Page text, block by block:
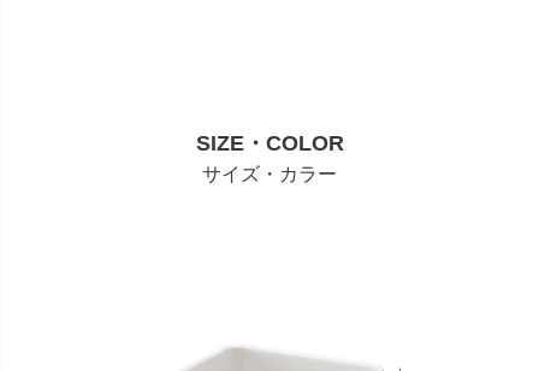
SIZE・COLOR
サイズ・カラー